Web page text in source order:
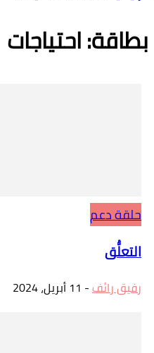
بطاقة: احتياجات
حلقة دعم
التعلُّق
رفيق رائف- 11 أبريل، 2024